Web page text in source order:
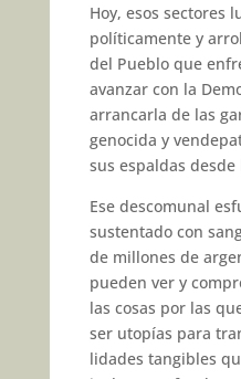
Hoy, esos sectores
políticamente y
del Pueblo que
avanzar con la
arrancar­la de las
ge­nocida y
sus espaldas desde
Ese descomunal
sustentado con
de millones de
pueden ver y
las cosas por las
ser utopías para
lidades tangibles